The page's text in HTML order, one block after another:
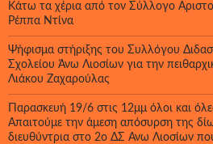
Κάτω τα χέρια από τον Σύλλογο
Ρέππα Ντίνα
Ψήφισμα στήριξης του Συλλόγου
Σχολείου Άνω Λιοσίων για την
Λιάκου Ζαχαρούλας
Παρασκευή 19/6 στις 12μμ όλοι και
Απαιτούμε την άμεση απόσυρση της
διευθύντρια στο 2ο ΔΣ Άνω Λιοσίων